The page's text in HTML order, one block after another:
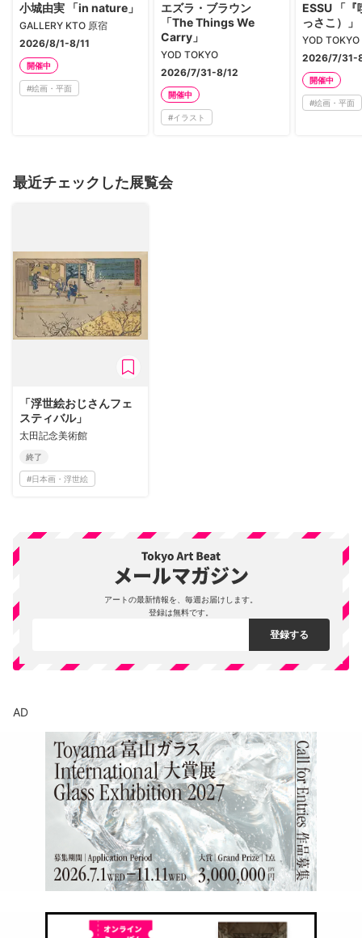
小城由実 「in nature」
GALLERY KTO 原宿
2026/8/1-8/11
開催中
#絵画・平面
エズラ・ブラウン
「The Things We
Carry」
YOD TOKYO
2026/7/31-8/12
開催中
#イラスト
ESSU 「『
っさこ）」
YOD TOKYO
2026/7/31-
開催中
#絵画・平面
最近チェックした展覧会
「浮世絵おじさんフェ
スティバル」
太田記念美術館
終了
#日本画・浮世絵
アートの最新情報を、毎週お届けします。
登録は無料です。
AD